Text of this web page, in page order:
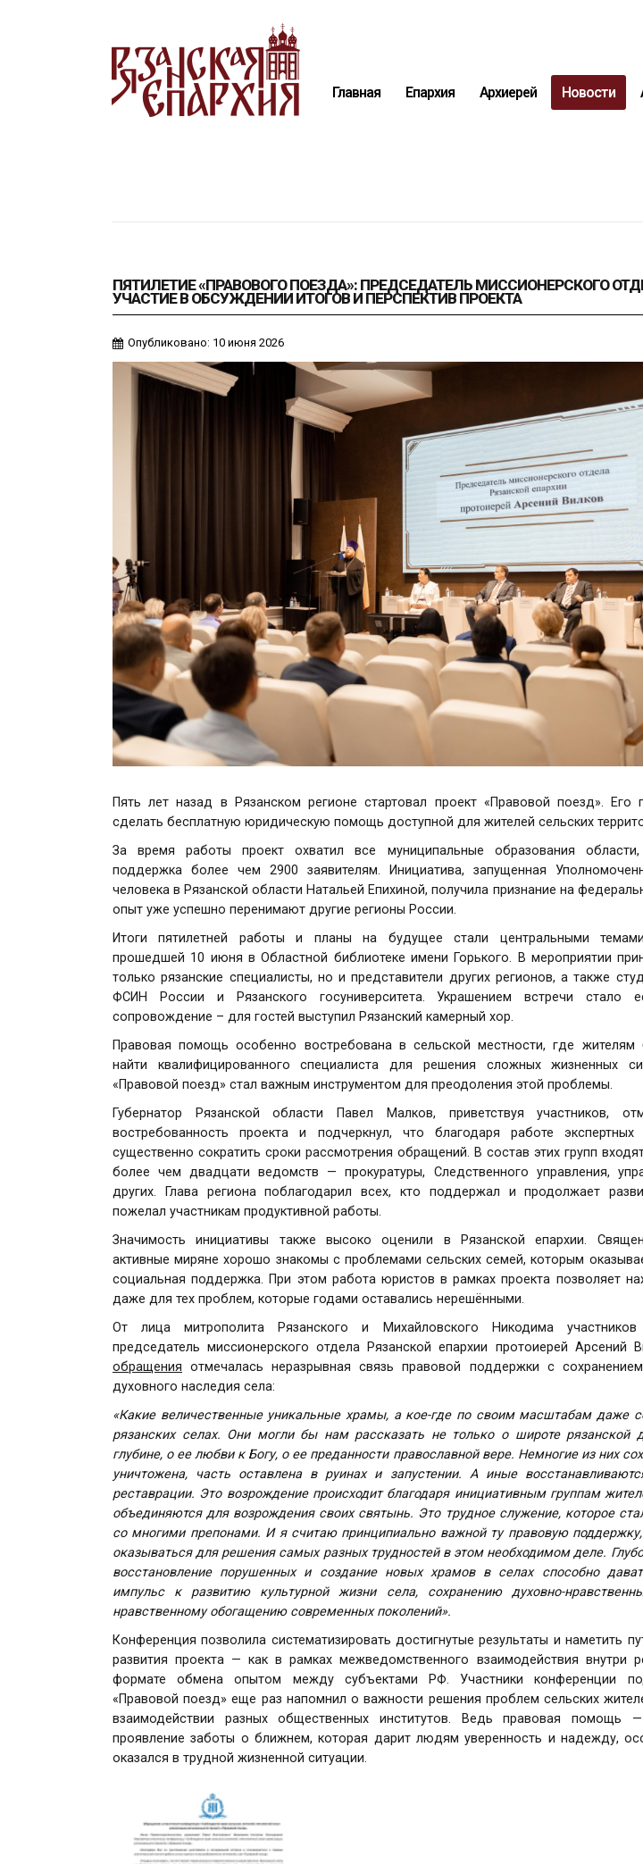
Главная Епархия Архиерей Новости
ПЯТИЛЕТИЕ «ПРАВОВОГО ПОЕЗДА»: ПРЕДСЕДАТЕЛЬ МИССИОНЕРСКОГО
УЧАСТИЕ В ОБСУЖДЕНИИ ИТОГОВ И ПЕРСПЕКТИВ ПРОЕКТА
Опубликовано: 10 июня 2026
Пять лет назад в Рязанском регионе стартовал проект «Правовой поезд». Его
сделать бесплатную юридическую помощь доступной для жителей сельских
За время работы проект охватил все муниципальные образования
поддержка более чем 2900 заявителям. Инициатива, запущенная
человека в Рязанской области Натальей Епихиной, получила признание на
опыт уже успешно перенимают другие регионы России.
Итоги пятилетней работы и планы на будущее стали центральными
прошедшей 10 июня в Областной библиотеке имени Горького. В мероприятии
только рязанские специалисты, но и представители других регионов, а также
ФСИН России и Рязанского госуниверситета. Украшением встречи стало
сопровождение – для гостей выступил Рязанский камерный хор.
Правовая помощь особенно востребована в сельской местности, где жителям
найти квалифицированного специалиста для решения сложных жизненных
«Правовой поезд» стал важным инструментом для преодоления этой проблемы.
Губернатор Рязанской области Павел Малков, приветствуя участников,
востребованность проекта и подчеркнул, что благодаря работе экспертных
существенно сократить сроки рассмотрения обращений. В состав этих групп
более чем двадцати ведомств — прокуратуры, Следственного управления,
других. Глава региона поблагодарил всех, кто поддержал и продолжает
пожелал участникам продуктивной работы.
Значимость инициативы также высоко оценили в Рязанской епархии.
активные миряне хорошо знакомы с проблемами сельских семей, которым
социальная поддержка. При этом работа юристов в рамках проекта позволяет
даже для тех проблем, которые годами оставались нерешёнными.
От лица митрополита Рязанского и Михайловского Никодима участников
председатель миссионерского отдела Рязанской епархии протоиерей Арсений
обращения отмечалась неразрывная связь правовой поддержки с
духовного наследия села:
«Какие величественные уникальные храмы, а кое-где по своим масштабам даже
рязанских селах. Они могли бы нам рассказать не только о широте
глубине, о ее любви к Богу, о ее преданности православной вере. Немногие из них
уничтожена, часть оставлена в руинах и запустении. А иные
реставрации. Это возрождение происходит благодаря инициативным группам
объединяются для возрождения своих святынь. Это трудное служение, которое
со многими препонами. И я считаю принципиально важной ту правовую
оказываться для решения самых разных трудностей в этом необходимом деле.
восстановление порушенных и создание новых храмов в селах способно
импульс к развитию культурной жизни села, сохранению духовно-
нравственному обогащению современных поколений».
Конференция позволила систематизировать достигнутые результаты и наметить
развития проекта — как в рамках межведомственного взаимодействия внутри
формате обмена опытом между субъектами РФ. Участники конференции
«Правовой поезд» еще раз напомнил о важности решения проблем сельских
взаимодействии разных общественных институтов. Ведь правовая помощь
проявление заботы о ближнем, которая дарит людям уверенность и надежду,
оказался в трудной жизненной ситуации.